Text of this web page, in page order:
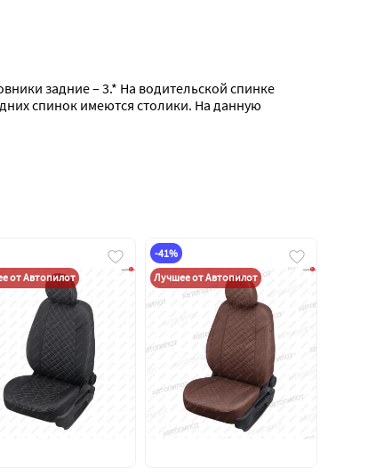
задние – 3.* На водительской спинке
спинок имеются столики. На данную
от Автопилот
-41%
Лучшее от Автопилот